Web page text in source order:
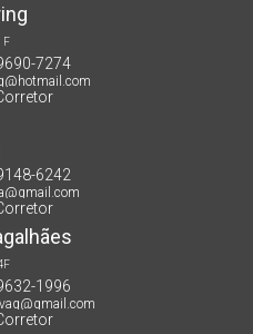
F
7274
6242
1996